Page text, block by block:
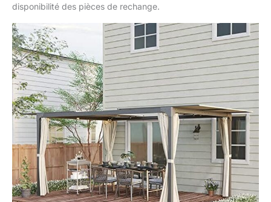
disponibilité des pièces de rechange.